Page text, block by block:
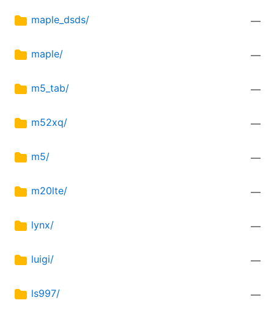
maple_dsds/ —
maple/ —
m5_tab/ —
m52xq/ —
m5/ —
m20lte/ —
lynx/ —
luigi/ —
ls997/ —